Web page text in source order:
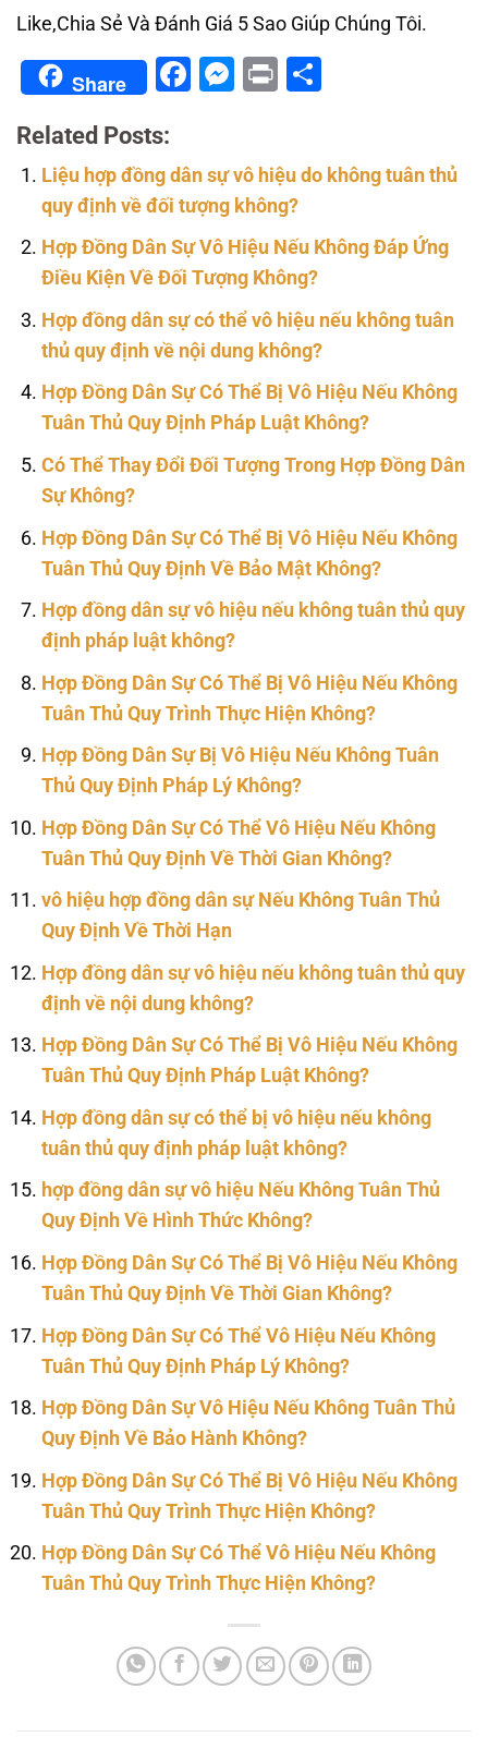
Like,Chia Sẻ Và Đánh Giá 5 Sao Giúp Chúng Tôi.
Share Facebook
Messenger
Print
Related Posts:
Liệu hợp đồng dân sự vô hiệu do không tuân thủ
quy định về đối tượng không?
Hợp Đồng Dân Sự Vô Hiệu Nếu Không Đáp Ứng
Điều Kiện Về Đối Tượng Không?
Hợp đồng dân sự có thể vô hiệu nếu không tuân
thủ quy định về nội dung không?
Hợp Đồng Dân Sự Có Thể Bị Vô Hiệu Nếu Không
Tuân Thủ Quy Định Pháp Luật Không?
Có Thể Thay Đổi Đối Tượng Trong Hợp Đồng Dân
Sự Không?
Hợp Đồng Dân Sự Có Thể Bị Vô Hiệu Nếu Không
Tuân Thủ Quy Định Về Bảo Mật Không?
Hợp đồng dân sự vô hiệu nếu không tuân thủ quy
định pháp luật không?
Hợp Đồng Dân Sự Có Thể Bị Vô Hiệu Nếu Không
Tuân Thủ Quy Trình Thực Hiện Không?
Hợp Đồng Dân Sự Bị Vô Hiệu Nếu Không Tuân
Thủ Quy Định Pháp Lý Không?
Hợp Đồng Dân Sự Có Thể Vô Hiệu Nếu Không
Tuân Thủ Quy Định Về Thời Gian Không?
vô hiệu hợp đồng dân sự Nếu Không Tuân Thủ
Quy Định Về Thời Hạn
Hợp đồng dân sự vô hiệu nếu không tuân thủ quy
định về nội dung không?
Hợp Đồng Dân Sự Có Thể Bị Vô Hiệu Nếu Không
Tuân Thủ Quy Định Pháp Luật Không?
Hợp đồng dân sự có thể bị vô hiệu nếu không
tuân thủ quy định pháp luật không?
hợp đồng dân sự vô hiệu Nếu Không Tuân Thủ
Quy Định Về Hình Thức Không?
Hợp Đồng Dân Sự Có Thể Bị Vô Hiệu Nếu Không
Tuân Thủ Quy Định Về Thời Gian Không?
Hợp Đồng Dân Sự Có Thể Vô Hiệu Nếu Không
Tuân Thủ Quy Định Pháp Lý Không?
Hợp Đồng Dân Sự Vô Hiệu Nếu Không Tuân Thủ
Quy Định Về Bảo Hành Không?
Hợp Đồng Dân Sự Có Thể Bị Vô Hiệu Nếu Không
Tuân Thủ Quy Trình Thực Hiện Không?
Hợp Đồng Dân Sự Có Thể Vô Hiệu Nếu Không
Tuân Thủ Quy Trình Thực Hiện Không?